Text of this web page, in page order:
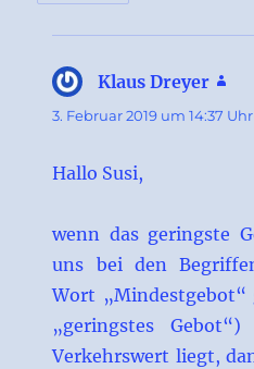
Klaus Dreyer
3. Februar 2019 um 14:37 Uhr
Hallo Susi,
wenn das geringste
uns bei den
Wort
„geringstes
Verkehrswert liegt,